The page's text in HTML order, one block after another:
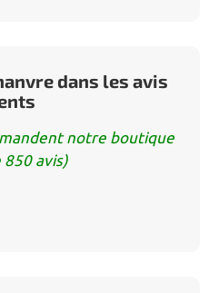
dans les avis
notre boutique
850 avis)